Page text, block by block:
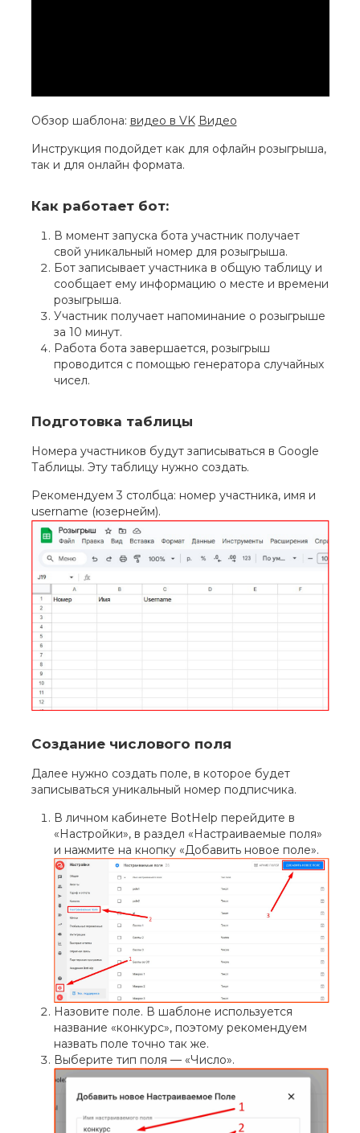
Обзор шаблона: видео в VK Видео
Инструкция подойдет как для офлайн розыгрыша,
так и для онлайн формата.
Как работает бот:
В момент запуска бота участник получает
свой уникальный номер для розыгрыша.
Бот записывает участника в общую таблицу и
сообщает ему информацию о месте и времени
розыгрыша.
Участник получает напоминание о розыгрыше
за 10 минут.
Работа бота завершается, розыгрыш
проводится с помощью генератора случайных
чисел.
Подготовка таблицы
Номера участников будут записываться в Google
Таблицы. Эту таблицу нужно создать.
Рекомендуем 3 столбца: номер участника, имя и
username (юзернейм).
Создание числового поля
Далее нужно создать поле, в которое будет
записываться уникальный номер подписчика.
В личном кабинете BotHelp перейдите в
«Настройки», в раздел «Настраиваемые поля»
и нажмите на кнопку «Добавить новое поле».
Назовите поле. В шаблоне используется
название «конкурс», поэтому рекомендуем
назвать поле точно так же.
Выберите тип поля — «Число».